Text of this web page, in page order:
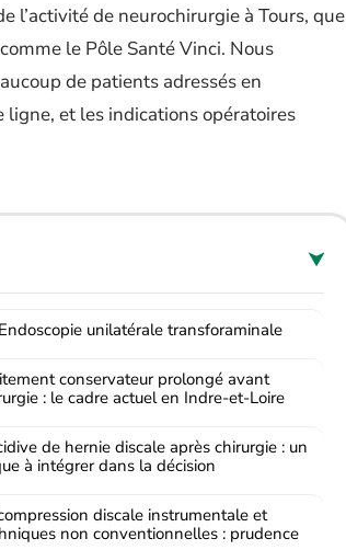
l’activité de neurochirurgie à Tours, que
le Pôle Santé Vinci. Nous
de patients adressés en
et les indications opératoires
Endoscopie unilatérale transforaminale
conservateur prolongé avant
: le cadre actuel en Indre-et-Loire
de hernie discale après chirurgie : un
à intégrer dans la décision
discale instrumentale et
non conventionnelles : prudence